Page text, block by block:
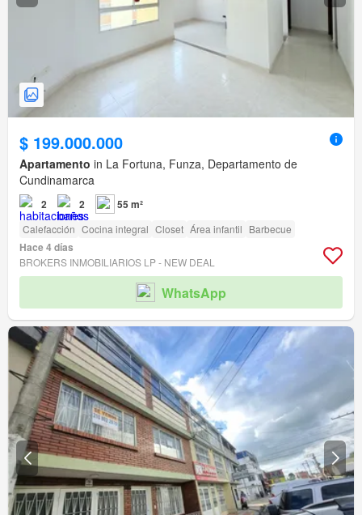
$ 199.000.000
Apartamento in La Fortuna, Funza, Departamento de
Cundinamarca
2 2 55 m²
Calefacción Cocina integral Closet Área infantil Barbecue
Hace 4 días
BROKERS INMOBILIARIOS LP - NEW DEAL
WhatsApp